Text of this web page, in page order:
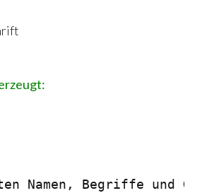
Namen, Begriffe und